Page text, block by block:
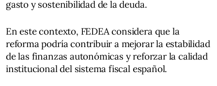
gasto y sostenibilidad de la deuda.
En este contexto, FEDEA considera que la
reforma podría contribuir a mejorar la estabilidad
de las finanzas autonómicas y reforzar la calidad
institucional del sistema fiscal español.